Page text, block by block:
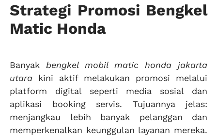
Strategi Promosi Bengkel
Matic Honda
Banyak bengkel mobil matic honda jakarta
utara kini aktif melakukan promosi melalui
platform digital seperti media sosial dan
aplikasi booking servis. Tujuannya jelas:
menjangkau lebih banyak pelanggan dan
memperkenalkan keunggulan layanan mereka.